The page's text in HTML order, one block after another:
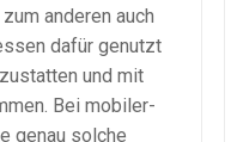
anderen auch
dafür genutzt
und mit
Bei mobiler-
genau solche